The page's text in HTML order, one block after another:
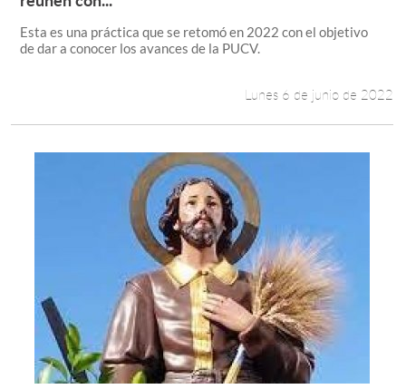
Esta es una práctica que se retomó en 2022 con el objetivo
de dar a conocer los avances de la PUCV.
Lunes 6 de junio de 2022